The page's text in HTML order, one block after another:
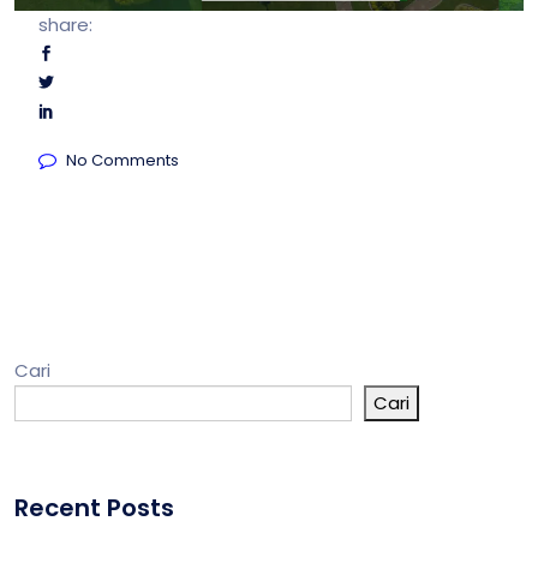
share:
No Comments
Cari
Cari
Recent Posts